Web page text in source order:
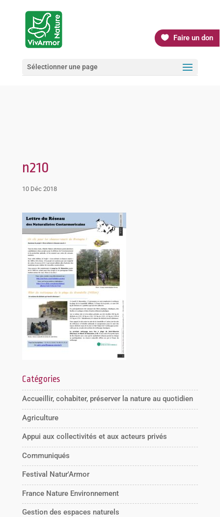
Faire un don
Sélectionner une page
n210
10 Déc 2018
Catégories
Accueillir, cohabiter, préserver la nature au quotidien
Agriculture
Appui aux collectivités et aux acteurs privés
Communiqués
Festival Natur'Armor
France Nature Environnement
Gestion des espaces naturels